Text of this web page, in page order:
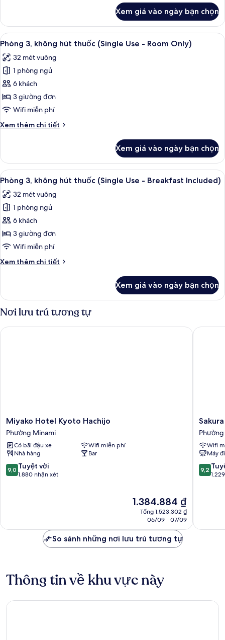
Room
Only)
Phòng
đôi,
không
thuốc
(Single
Use
-
Room
Only)
Xem giá vào ngày bạn chọn
Xem
tất
cả
ảnh
Phòng
3,
không
thuốc
Room
Only)
Chăn bông, két bảo mật tại phòng,
10
Phòng 3, không hút thuốc (Single Use - Room Only)
32 mét vuông
1 phòng ngủ
6 khách
3 giường đơn
Wifi miễn phí
Xem thêm chi tiết
Chi
Phòng
3,
không
thuốc
(Single
Use
-
Room
Only)
Xem giá vào ngày bạn chọn
Xem
tất
cả
ảnh
Phòng
3,
không
thuốc
Breakfast
Included)
Chăn bông, két bảo mật tại phòng,
10
Phòng 3, không hút thuốc (Single Use - Breakfast Included)
32 mét vuông
1 phòng ngủ
6 khách
3 giường đơn
Wifi miễn phí
Xem thêm chi tiết
Chi
Phòng
3,
không
hút
thuốc
Xem giá vào ngày bạn chọn
Nơi lưu trú tương tự
Miyako
Hotel
Kyoto
Hachijo
Phường
Minami
Miyako Hotel Kyoto Hachijo
Phường Minami
Có bãi đậu xe
Wifi miễn phí
Nhà hàng
Bar
9.0
trên
xét
9,0 Tuyệt vời
1.880 nhận xét
Giá
hiện
1.384.884 ₫
1.384.884 ₫
Tổng 1.523.302 ₫
06/09 - 07/09
Miyako Hotel Kyoto Hachijo
Sakura
Terrace
The
Gallery
Phường
Minami
Wifi
Máy
9.2
trên
xét
9,2
Sakura
So sánh những nơi lưu trú tương tự
Thông tin về khu vực này